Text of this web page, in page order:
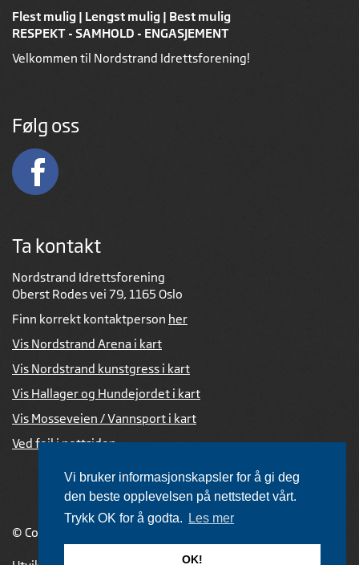
Vi bruker informasjonskapsler for å gi deg
den beste opplevelsen på nettstedet vårt.
Trykk OK for å godta.
Les mer
OK!
Flest mulig | Lengst mulig | Best mulig
RESPEKT - SAMHOLD - ENGASJEMENT
Velkommen til Nordstrand Idrettsforening!
Følg oss
Ta kontakt
Nordstrand Idrettsforening
Oberst Rodes vei 79, 1165 Oslo
Finn korrekt kontaktperson her
Vis Nordstrand Arena i kart
Vis Nordstrand kunstgress i kart
Vis Hallager og Hundejordet i kart
Vis Mosseveien / Vannsport i kart
Ved feil i nettsiden
© Copyright 2026 |